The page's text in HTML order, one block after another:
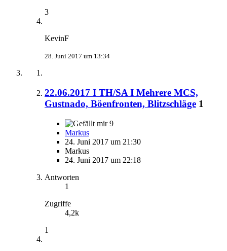
3
KevinF
28. Juni 2017 um 13:34
22.06.2017 I TH/SA I Mehrere MCS,
Gustnado, Böenfronten, Blitzschläge 1
9
Markus
24. Juni 2017 um 21:30
Markus
24. Juni 2017 um 22:18
Antworten
1
Zugriffe
4,2k
1